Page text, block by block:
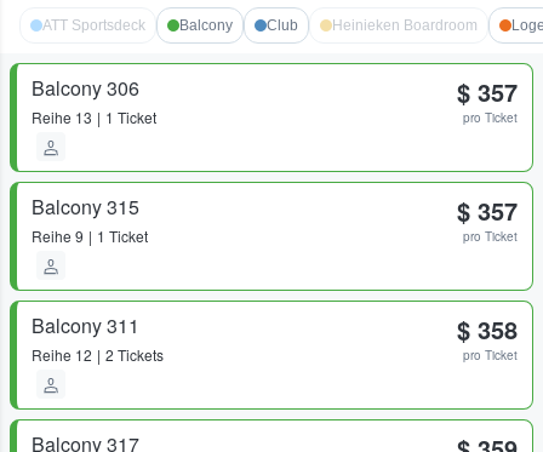
ATT Sportsdeck Balcony Club Heinieken Boardroom
Balcony 306
Reihe 13 1 Ticket
$ 357
pro Ticket
Balcony 315
Reihe 9 1 Ticket
$ 357
pro Ticket
Balcony 311
Reihe 12 2 Tickets
$ 358
pro Ticket
Balcony 317